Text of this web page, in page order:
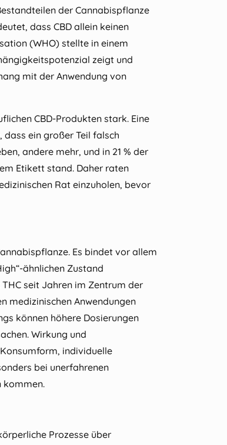
der Cannabispflanze
dass CBD allein keinen
(WHO) stellte in einem
zeigt und
mit der Anwendung von
CBD‑Produkten stark. Eine
ein großer Teil falsch
andere mehr, und in 21 % der
Etikett stand. Daher raten
Rat einzuholen, bevor
Es bindet vor allem
ähnlichen Zustand
seit Jahren im Zentrum der
medizinischen Anwendungen
können höhere Dosierungen
Wirkung und
individuelle
bei unerfahrenen
kommen.
Prozesse über